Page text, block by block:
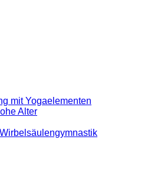
mit Yogaelementen
Alter